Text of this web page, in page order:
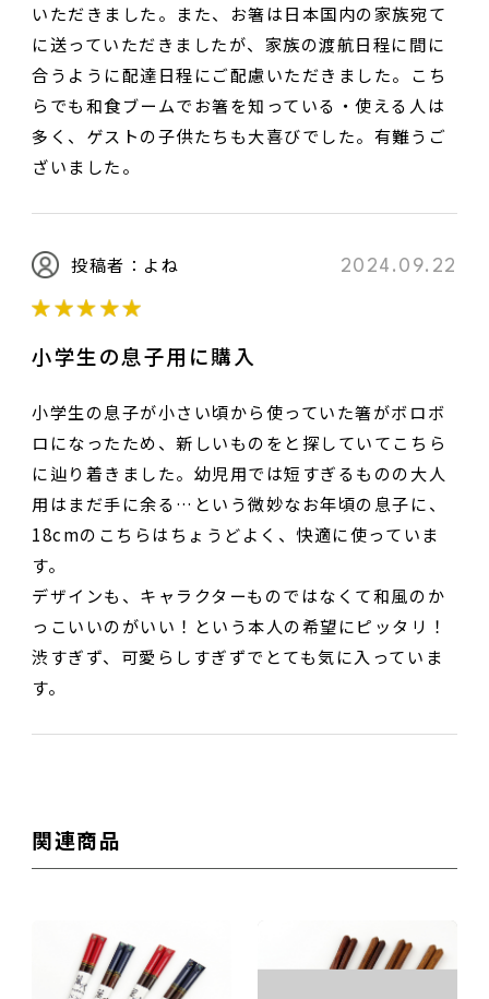
タイトル
レビュー内容
投稿する
いただきました。また、お箸は日本国内の家族宛て
に送っていただきましたが、家族の渡航日程に間に
合うように配達日程にご配慮いただきました。こち
らでも和食ブームでお箸を知っている・使える人は
多く、ゲストの子供たちも大喜びでした。有難うご
ざいました。
投稿者：よね 2024.09.22
小学生の息子用に購入
小学生の息子が小さい頃から使っていた箸がボロボ
ロになったため、新しいものをと探していてこちら
に辿り着きました。幼児用では短すぎるものの大人
用はまだ手に余る…という微妙なお年頃の息子に、
18cmのこちらはちょうどよく、快適に使っていま
す。
デザインも、キャラクターものではなくて和風のか
っこいいのがいい！という本人の希望にピッタリ！
渋すぎず、可愛らしすぎずでとても気に入っていま
す。
関連商品